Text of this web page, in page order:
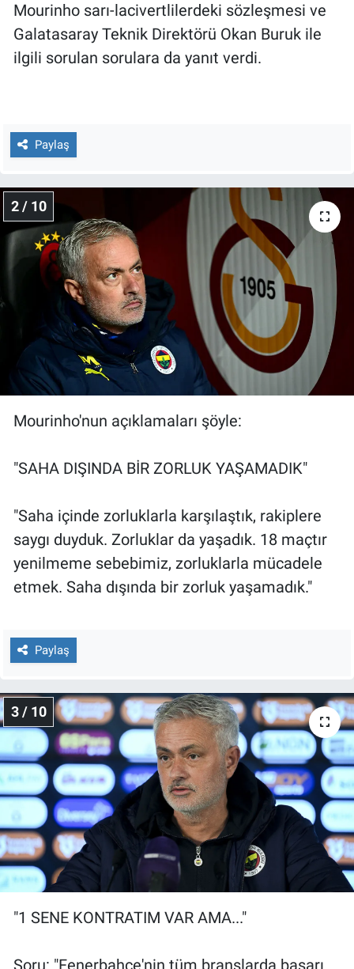
Mourinho sarı-lacivertlilerdeki sözleşmesi ve
Galatasaray Teknik Direktörü Okan Buruk ile
ilgili sorulan sorulara da yanıt verdi.
Paylaş
2 / 10
Mourinho'nun açıklamaları şöyle:
"SAHA DIŞINDA BİR ZORLUK YAŞAMADIK"
"Saha içinde zorluklarla karşılaştık, rakiplere
saygı duyduk. Zorluklar da yaşadık. 18 maçtır
yenilmeme sebebimiz, zorluklarla mücadele
etmek. Saha dışında bir zorluk yaşamadık."
Paylaş
3 / 10
"1 SENE KONTRATIM VAR AMA..."
Sağlık
Türkiye'nin Geleceği
Türkiye'nin Gündemi
Yerel Gündem
Yerel Yaşam
Canlı Yayın